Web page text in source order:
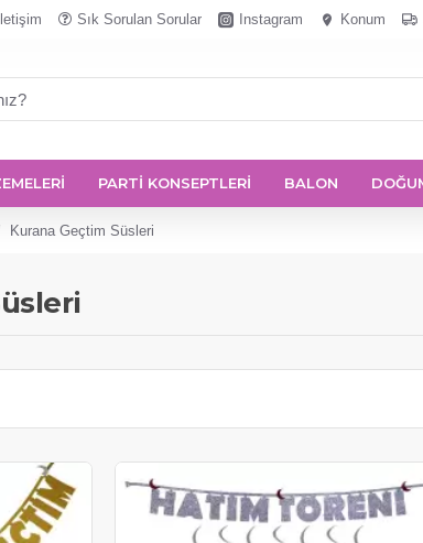
İletişim Sık Sorulan Sorular Instagram Konum
PARTİ KONSEPTLERİ BALON
Kurana Geçtim Süsleri